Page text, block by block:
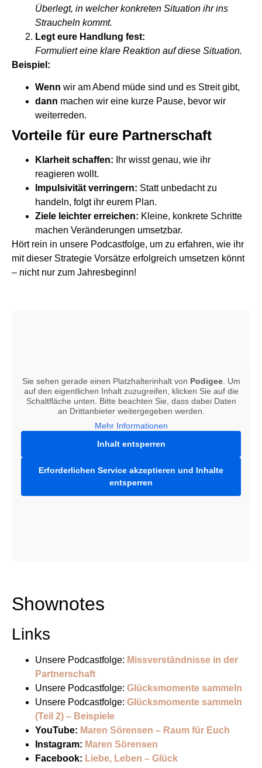
Überlegt, in welcher konkreten Situation ihr ins
Straucheln kommt.
Legt eure Handlung fest:
Formuliert eine klare Reaktion auf diese Situation.
Beispiel:
Wenn wir am Abend müde sind und es Streit gibt,
dann machen wir eine kurze Pause, bevor wir
weiterreden.
Vorteile für eure Partnerschaft
Klarheit schaffen: Ihr wisst genau, wie ihr
reagieren wollt.
Impulsivität verringern: Statt unbedacht zu
handeln, folgt ihr eurem Plan.
Ziele leichter erreichen: Kleine, konkrete Schritte
machen Veränderungen umsetzbar.
Hört rein in unsere Podcastfolge, um zu erfahren, wie ihr
mit dieser Strategie Vorsätze erfolgreich umsetzen könnt
– nicht nur zum Jahresbeginn!
Sie sehen gerade einen Platzhalterinhalt von Podigee. Um
auf den eigentlichen Inhalt zuzugreifen, klicken Sie auf die
Schaltfläche unten. Bitte beachten Sie, dass dabei Daten
an Drittanbieter weitergegeben werden.
Mehr Informationen
Inhalt entsperren
Erforderlichen Service akzeptieren und Inhalte
entsperren
Shownotes
Links
Unsere Podcastfolge: Missverständnisse in der
Partnerschaft
Unsere Podcastfolge: Glücksmomente sammeln
Unsere Podcastfolge: Glücksmomente sammeln
(Teil 2) – Beispiele
YouTube: Maren Sörensen – Raum für Euch
Instagram: Maren Sörensen
Facebook: Liebe, Leben – Glück